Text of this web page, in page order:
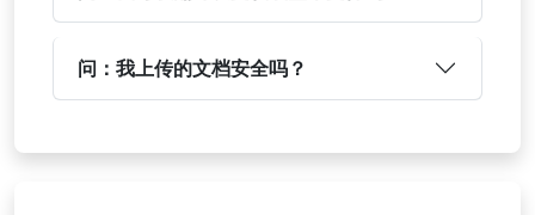
问：我上传的文档安全吗？